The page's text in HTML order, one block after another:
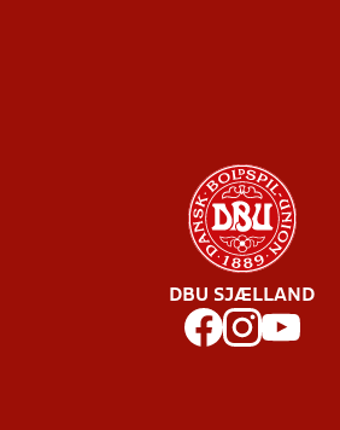
DBU SJÆLLAND